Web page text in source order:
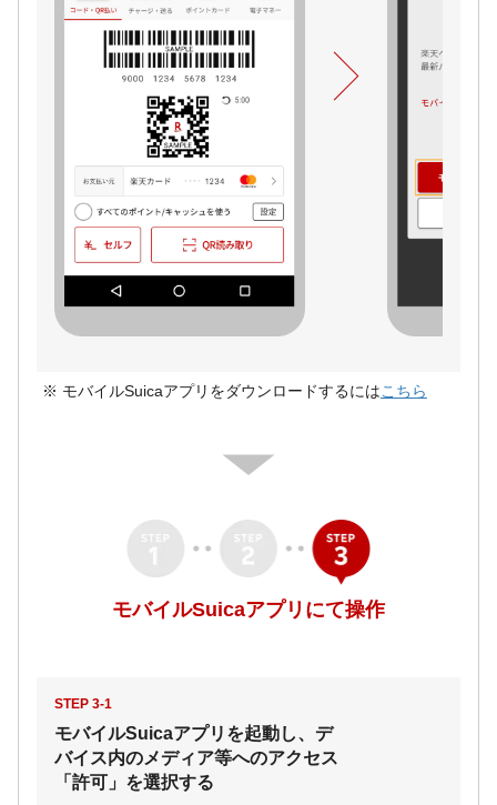
モバイルSuicaアプリをダウンロードするにはこちら
モバイルSuicaアプリにて操作
STEP 3-1
モバイルSuicaアプリを起動し、デ
バイス内のメディア等へのアクセス
「許可」を選択する